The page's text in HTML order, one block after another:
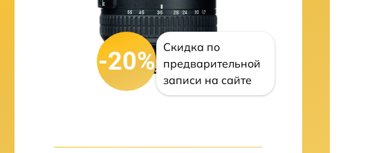
-20%
Скидка по
предварительной
записи на сайте